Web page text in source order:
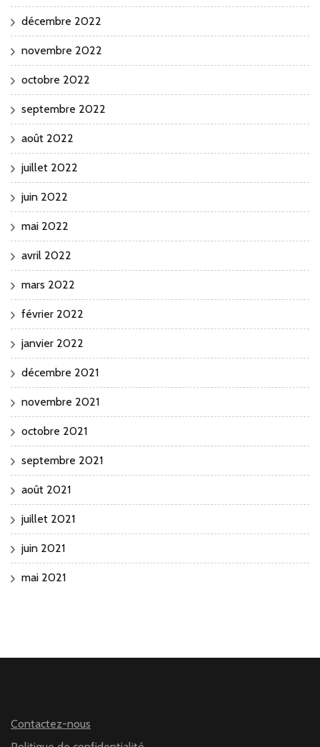
décembre 2022
novembre 2022
octobre 2022
septembre 2022
août 2022
juillet 2022
juin 2022
mai 2022
avril 2022
mars 2022
février 2022
janvier 2022
décembre 2021
novembre 2021
octobre 2021
septembre 2021
août 2021
juillet 2021
juin 2021
mai 2021
Contactez-nous